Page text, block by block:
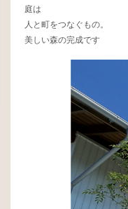
庭は
人と町をつなぐもの。
美しい森の完成です